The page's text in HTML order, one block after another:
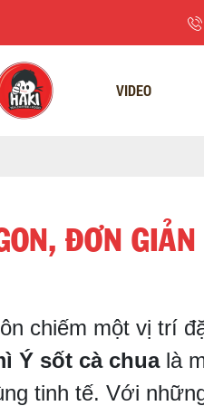
VIDEO
ĐƠN
chiếm một vị trí
Ý sốt cà chualà
tinh tế. Với